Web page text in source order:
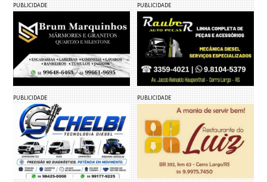
PUBLICIDADE PUBLICIDADE
PUBLICIDADE PUBLICIDADE